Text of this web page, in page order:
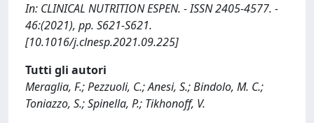
In: CLINICAL NUTRITION ESPEN. - ISSN 2405-4577. -
46:(2021), pp. S621-S621.
[10.1016/j.clnesp.2021.09.225]
Tutti gli autori
Meraglia, F.; Pezzuoli, C.; Anesi, S.; Bindolo, M. C.;
Toniazzo, S.; Spinella, P.; Tikhonoff, V.